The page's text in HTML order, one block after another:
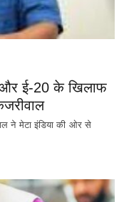
और ई-20 के खिलाफ
ने मेटा इंडिया की ओर से